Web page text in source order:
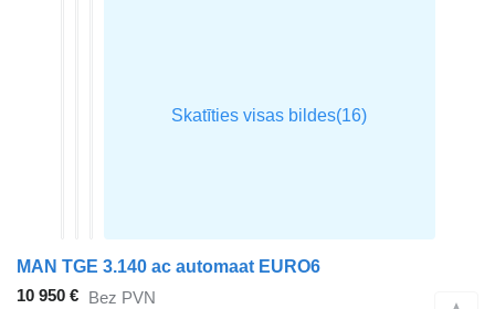
MAN TGE 3.140 ac automaat EURO6
10 950 € Bez PVN